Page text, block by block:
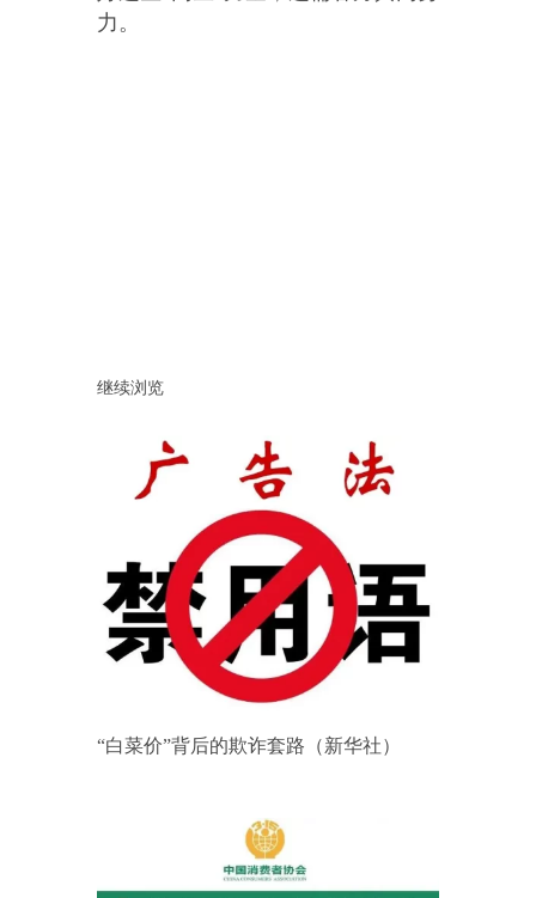
力。
继续浏览
“白菜价”背后的欺诈套路（新华社）